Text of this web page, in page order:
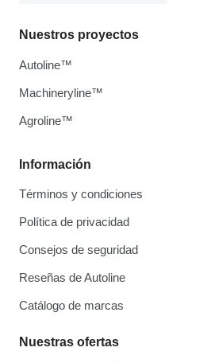
Información
Términos y condiciones
Política de privacidad
Consejos de seguridad
Reseñas de Autoline
Catálogo de marcas
Nuestras ofertas
Nuestros proyectos
Autoline™
Machineryline™
Agroline™